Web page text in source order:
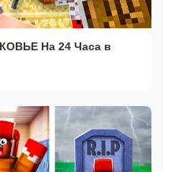
На 24 Часа в